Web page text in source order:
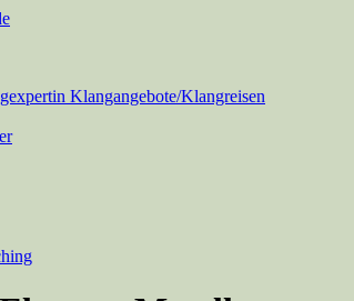
Klangangebote/Klangreisen